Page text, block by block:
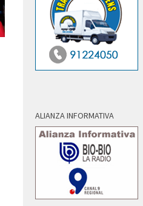
ALIANZA INFORMATIVA